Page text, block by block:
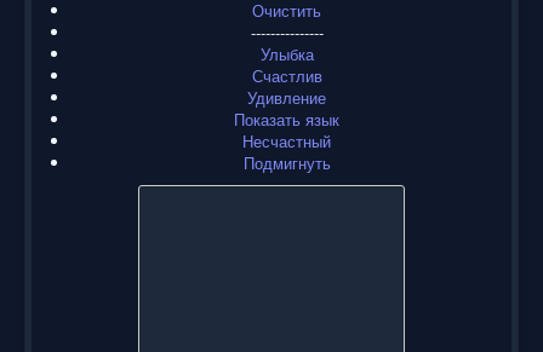
Очистить
---------------
Улыбка
Счастлив
Удивление
Показать язык
Несчастный
Подмигнуть